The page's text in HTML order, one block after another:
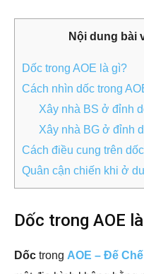
Nội dung bài
Dốc trong AOE là gì?
Cách nhìn dốc trong
Xây nhà BS ở đỉnh
Xây nhà BG ở đỉnh
Cách điều cung trên
Quân cận chiến khi ở
Dốc trong AOE
Dốc trong AOE – Đế Chế